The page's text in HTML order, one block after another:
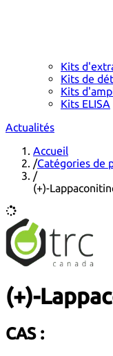
Kits
Kits de
Kits
Kits ELISA
Actualités
Accueil
/Catégories de
/
(+)-
(+)-
CAS :